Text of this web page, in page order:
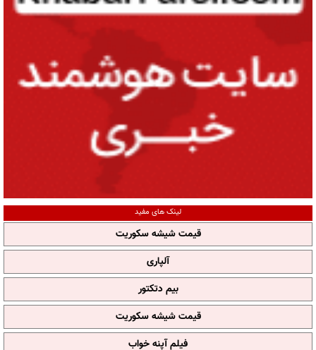
لینک های مفید
قیمت شیشه سکوریت
آلپاری
بیم دتکتور
قیمت شیشه سکوریت
فیلم آپنه خواب